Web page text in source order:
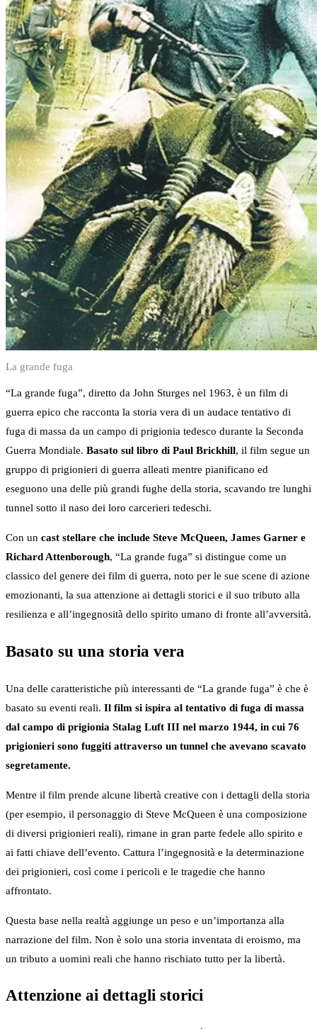
La grande fuga
“La grande fuga”, diretto da John Sturges nel 1963, è un film di
guerra epico che racconta la storia vera di un audace tentativo di
fuga di massa da un campo di prigionia tedesco durante la Seconda
Guerra Mondiale. Basato sul libro di Paul Brickhill, il film segue un
gruppo di prigionieri di guerra alleati mentre pianificano ed
eseguono una delle più grandi fughe della storia, scavando tre lunghi
tunnel sotto il naso dei loro carcerieri tedeschi.
Con un cast stellare che include Steve McQueen, James Garner e
Richard Attenborough, “La grande fuga” si distingue come un
classico del genere dei film di guerra, noto per le sue scene di azione
emozionanti, la sua attenzione ai dettagli storici e il suo tributo alla
resilienza e all’ingegnosità dello spirito umano di fronte all’avversità.
Basato su una storia vera
Una delle caratteristiche più interessanti de “La grande fuga” è che è
basato su eventi reali. Il film si ispira al tentativo di fuga di massa
dal campo di prigionia Stalag Luft III nel marzo 1944, in cui 76
prigionieri sono fuggiti attraverso un tunnel che avevano scavato
segretamente.
Mentre il film prende alcune libertà creative con i dettagli della storia
(per esempio, il personaggio di Steve McQueen è una composizione
di diversi prigionieri reali), rimane in gran parte fedele allo spirito e
ai fatti chiave dell’evento. Cattura l’ingegnosità e la determinazione
dei prigionieri, così come i pericoli e le tragedie che hanno
affrontato.
Questa base nella realtà aggiunge un peso e un’importanza alla
narrazione del film. Non è solo una storia inventata di eroismo, ma
un tributo a uomini reali che hanno rischiato tutto per la libertà.
Attenzione ai dettagli storici